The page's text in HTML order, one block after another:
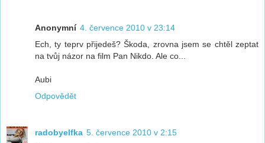
Anonymní 4. července 2010 v 23:14
Ech, ty teprv přijedeš? Škoda, zrovna jsem se chtěl zeptat
na tvůj názor na film Pan Nikdo. Ale co...
Aubi
Odpovědět
radobyelfka 5. července 2010 v 2:15